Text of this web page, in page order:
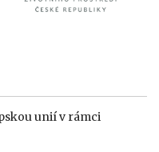
unií v rámci